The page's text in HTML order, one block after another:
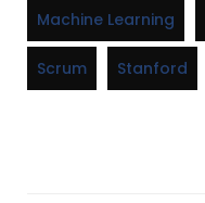
Machine Learning
Scrum Stanford